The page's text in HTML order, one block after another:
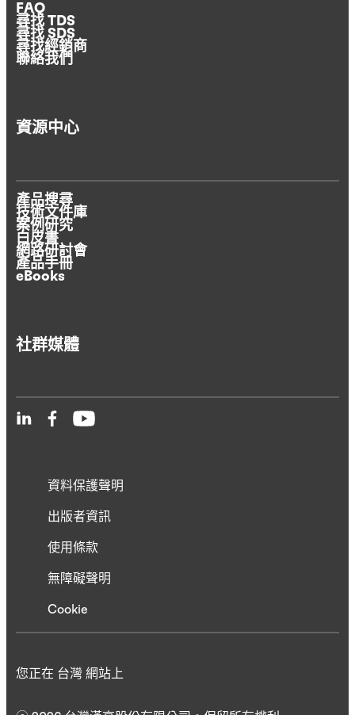
FAQ
尋找 TDS
尋找 SDS
尋找經銷商
聯絡我們
資源中心
產品搜尋
技術文件庫
案例研究
白皮書
網路研討會
產品手冊
eBooks
社群媒體
資料保護聲明
出版者資訊
使用條款
無障礙聲明
Cookie
您正在 台灣 網站上